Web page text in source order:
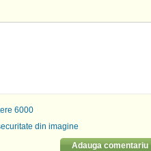
6000
din imagine
Adauga comentariu